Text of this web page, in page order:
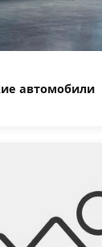
автомобили